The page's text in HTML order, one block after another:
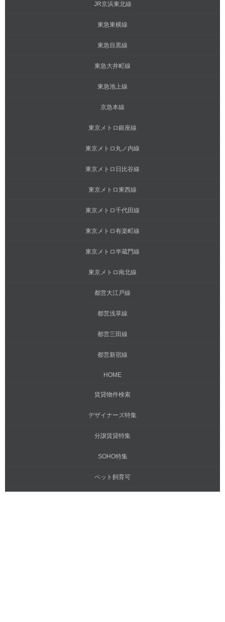
JR京浜東北線
東急東横線
東急目黒線
東急大井町線
東急池上線
京急本線
東京メトロ銀座線
東京メトロ丸ノ内線
東京メトロ日比谷線
東京メトロ東西線
東京メトロ千代田線
東京メトロ有楽町線
東京メトロ半蔵門線
東京メトロ南北線
都営大江戸線
都営浅草線
都営三田線
都営新宿線
HOME
賃貸物件検索
デザイナーズ特集
分譲賃貸特集
SOHO特集
ペット飼育可